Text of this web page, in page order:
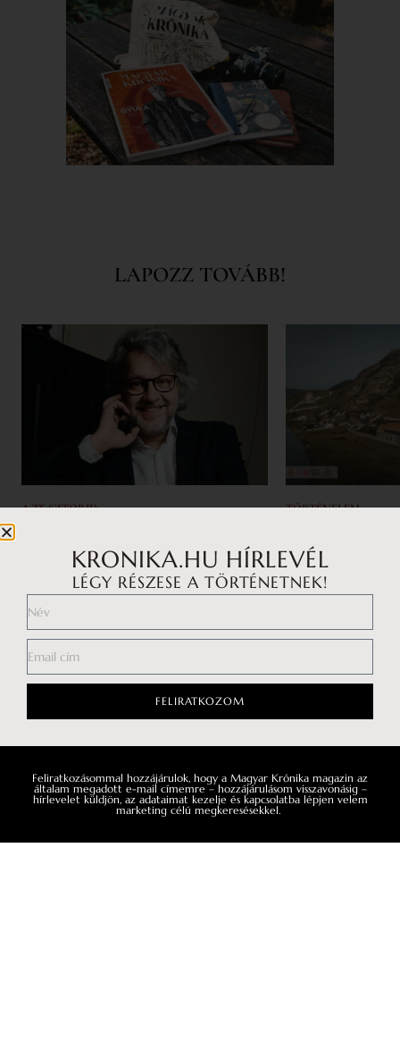
LAPOZZ TOVÁBB!
A TE SZTORID
éltető erő
Interjúalanyainkat – Lobenwein
Norbert fesztiválszervezőt, Sena Dagadu
énekesnő, Pindroch Csaba színművészt
és Bősze Ádám zenetörténészt – arra
kértük, hogy egymásnak adják a szót,
így ahol az egyik beszélgetés véget ér,
ott kezdődik is a következő.
TÖRTÉNELEM
rezidenciák
hatalmát
mintájára készült,
KRONIKA.HU HÍRLEVÉL
LÉGY RÉSZESE A TÖRTÉNETNEK!
FELIRATKOZOM
Feliratkozásommal hozzájárulok, hogy a Magyar Krónika magazin az
általam megadott e-mail címemre – hozzájárulásom visszavonásig –
hírlevelet küldjön, az adataimat kezelje és kapcsolatba lépjen velem
marketing célú megkeresésekkel.